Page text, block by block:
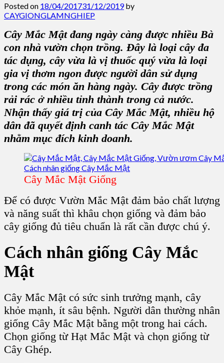
Posted on 18/04/201731/12/2019by
CAYGIONGLAMNGHIEP
Cây Mắc Mật đang ngày càng được nhiều Bà
con nhà vườn chọn trồng. Đây là loại cây đa
tác dụng, cây vừa là vị thuốc quý vừa là loại
gia vị thơm ngon được người dân sử dụng
trong các món ăn hàng ngày. Cây được trồng
rải rác ở nhiều tỉnh thành trong cả nước.
Nhận thấy giá trị của Cây Mắc Mật, nhiều hộ
dân đã quyết định canh tác Cây Mắc Mật
nhằm mục đích kinh doanh.
Cây Mắc Mật Giống
Để có được Vườn Mắc Mật đảm bảo chất lượng
và năng suất thì khâu chọn giống và đảm bảo
cây giống đủ tiêu chuẩn là rất cần được chú ý.
Cách nhân giống Cây Mắc
Mật
Cây Mắc Mật có sức sinh trưởng mạnh, cây
khỏe mạnh, ít sâu bệnh. Người dân thường nhân
giống Cây Mắc Mật bằng một trong hai cách.
Chọn giống từ Hạt Mắc Mật và chọn giống từ
Cây Ghép.